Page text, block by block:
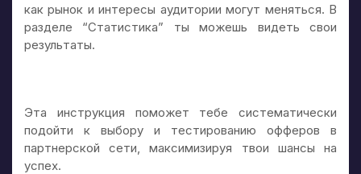
как рынок и интересы аудитории могут меняться. В
разделе “Статистика” ты можешь видеть свои
результаты.
Эта инструкция поможет тебе систематически
подойти к выбору и тестированию офферов в
партнерской сети, максимизируя твои шансы на
успех.